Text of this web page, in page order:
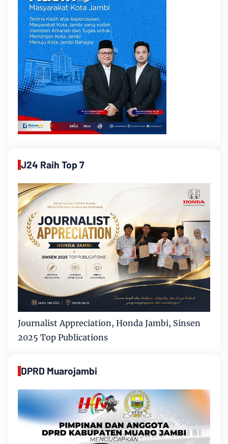
J24 Raih Top 7
Journalist Appreciation, Honda Jambi, Sinsen
2025 Top Publications
DPRD Muarojambi